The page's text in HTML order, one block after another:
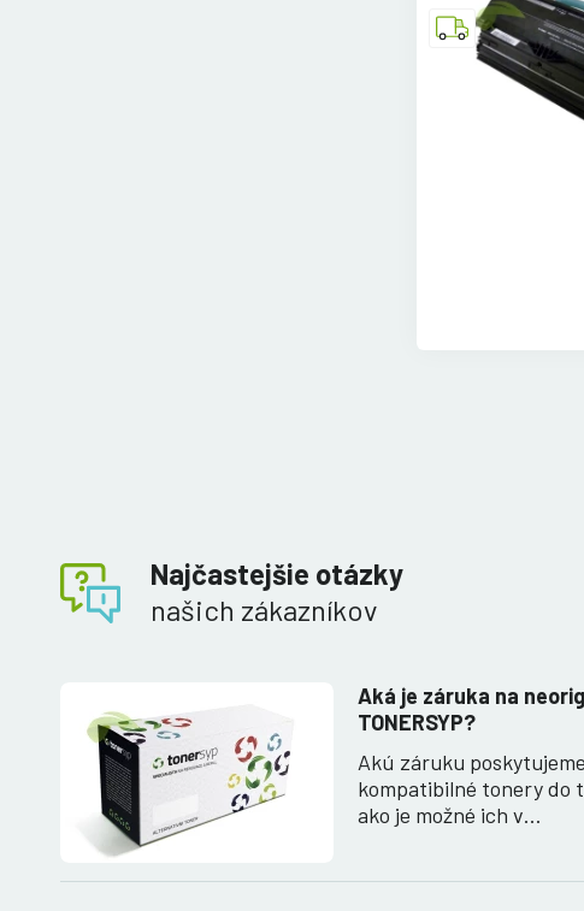
Najčastejšie otázky
našich zákazníkov
Aká je záruka na
TONERSYP?
Akú záruku
kompatibilné tonery do
ako je možné ich v…